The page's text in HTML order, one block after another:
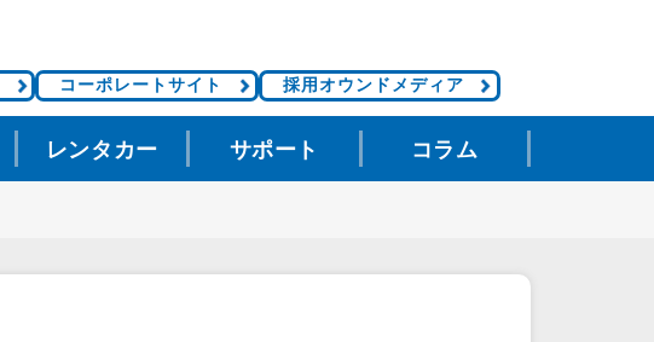
コーポレートサイト 採用オウンドメディア
レンタカー サポート コラム